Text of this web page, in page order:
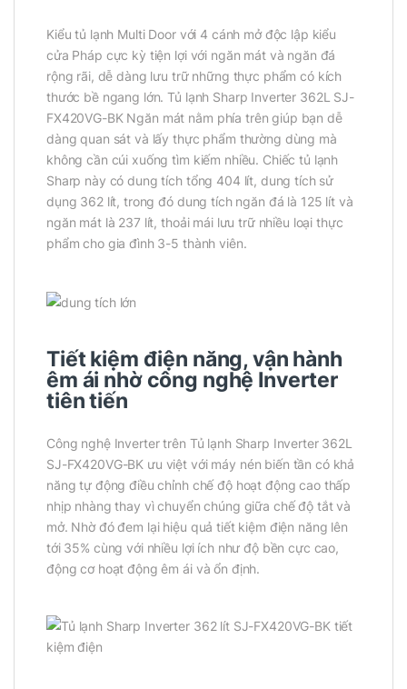
Kiểu tủ lạnh Multi Door với 4 cánh mở độc lập kiểu
cửa Pháp cực kỳ tiện lợi với ngăn mát và ngăn đá
rộng rãi, dễ dàng lưu trữ những thực phẩm có kích
thước bề ngang lớn. Tủ lạnh Sharp Inverter 362L SJ-
FX420VG-BK Ngăn mát nằm phía trên giúp bạn dễ
dàng quan sát và lấy thực phẩm thường dùng mà
không cần cúi xuống tìm kiếm nhiều. Chiếc tủ lạnh
Sharp này có dung tích tổng 404 lít, dung tích sử
dụng 362 lít, trong đó dung tích ngăn đá là 125 lít và
ngăn mát là 237 lít, thoải mái lưu trữ nhiều loại thực
phẩm cho gia đình 3-5 thành viên.
Tiết kiệm điện năng, vận hành
êm ái nhờ công nghệ Inverter
tiên tiến
Công nghệ Inverter trên Tủ lạnh Sharp Inverter 362L
SJ-FX420VG-BK ưu việt với máy nén biến tần có khả
năng tự động điều chỉnh chế độ hoạt động cao thấp
nhịp nhàng thay vì chuyển chúng giữa chế độ tắt và
mở. Nhờ đó đem lại hiệu quả tiết kiệm điện năng lên
tới 35% cùng với nhiều lợi ích như độ bền cực cao,
động cơ hoạt động êm ái và ổn định.